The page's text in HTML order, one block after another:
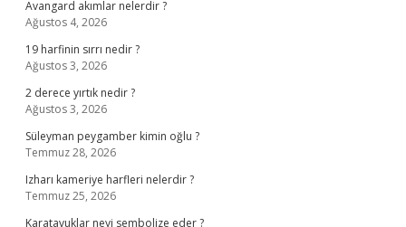
Avangard akımlar nelerdir ?
Ağustos 4, 2026
19 harfinin sırrı nedir ?
Ağustos 3, 2026
2 derece yırtık nedir ?
Ağustos 3, 2026
Süleyman peygamber kimin oğlu ?
Temmuz 28, 2026
Izharı kameriye harfleri nelerdir ?
Temmuz 25, 2026
Karatavuklar neyi sembolize eder ?